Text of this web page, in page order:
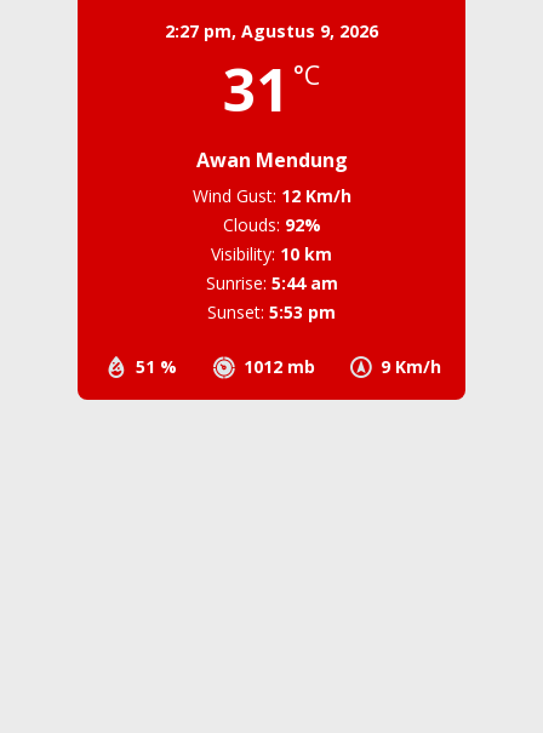
2:27 pm, Agustus 9, 2026
31 °C
Awan Mendung
51 % 1012 mb 9 Km/h
Wind Gust: 12 Km/h
Clouds: 92%
Visibility: 10 km
Sunrise: 5:44 am
Sunset: 5:53 pm